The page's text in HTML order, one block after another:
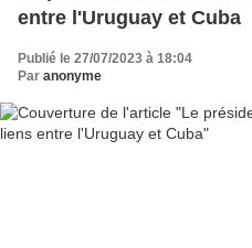
entre l'Uruguay et Cuba
Publié le 27/07/2023 à 18:04
Par anonyme